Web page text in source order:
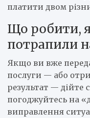
платити двом
Що робити,
потрапили
Якщо ви вже
послуги — або
результат — дійте
погоджуйтесь на
виправлення